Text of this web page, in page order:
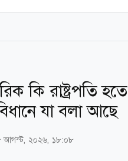
কি রাষ্ট্রপতি হতে
যা বলা আছে
আগস্ট, ২০২৬, ১৮:০৮